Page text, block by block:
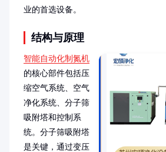
业的首选设备。
结构与原理
智能自动化制氮机
的核心部件包括压
缩空气系统、空气
净化系统、分子筛
吸附塔和控制系
统。分子筛吸附塔
是关键，通过变压